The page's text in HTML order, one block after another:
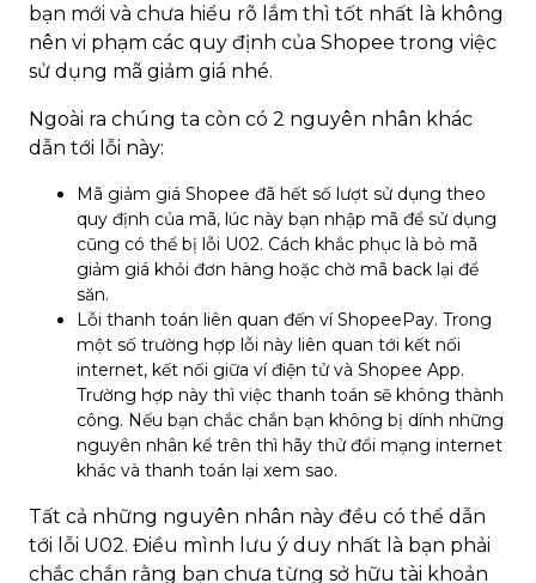
bạn mới và chưa hiểu rõ lắm thì tốt nhất là không
nên vi phạm các quy định của Shopee trong việc
sử dụng mã giảm giá nhé.
Ngoài ra chúng ta còn có 2 nguyên nhân khác
dẫn tới lỗi này:
Mã giảm giá Shopee đã hết số lượt sử dụng theo
quy định của mã, lúc này bạn nhập mã để sử dụng
cũng có thể bị lỗi U02. Cách khắc phục là bỏ mã
giảm giá khỏi đơn hàng hoặc chờ mã back lại để
săn.
Lỗi thanh toán liên quan đến ví ShopeePay. Trong
một số trường hợp lỗi này liên quan tới kết nối
internet, kết nối giữa ví điện tử và Shopee App.
Trường hợp này thì việc thanh toán sẽ không thành
công. Nếu bạn chắc chắn bạn không bị dính những
nguyên nhân kể trên thì hãy thử đổi mạng internet
khác và thanh toán lại xem sao.
Tất cả những nguyên nhân này đều có thể dẫn
tới lỗi U02. Điều mình lưu ý duy nhất là bạn phải
chắc chắn rằng bạn chưa từng sở hữu tài khoản